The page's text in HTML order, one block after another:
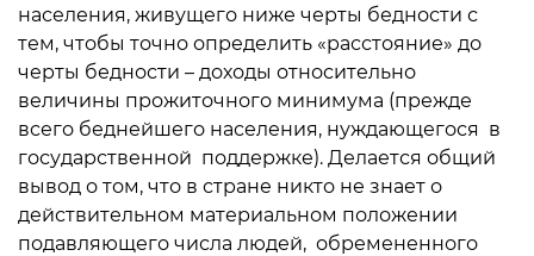
населения, живущего ниже черты бедности с
тем, чтобы точно определить «расстояние» до
черты бедности – доходы относительно
величины прожиточного минимума (прежде
всего беднейшего населения, нуждающегося в
государственной поддержке). Делается общий
вывод о том, что в стране никто не знает о
действительном материальном положении
подавляющего числа людей, обремененного